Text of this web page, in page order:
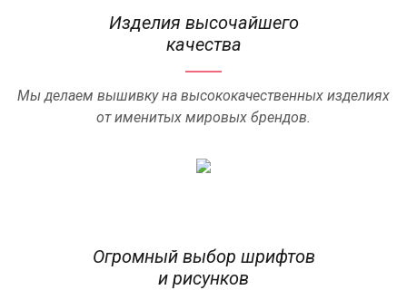
Изделия высочайшего
качества
Мы делаем вышивку на высококачественных изделиях
от именитых мировых брендов.
Огромный выбор шрифтов
и рисунков